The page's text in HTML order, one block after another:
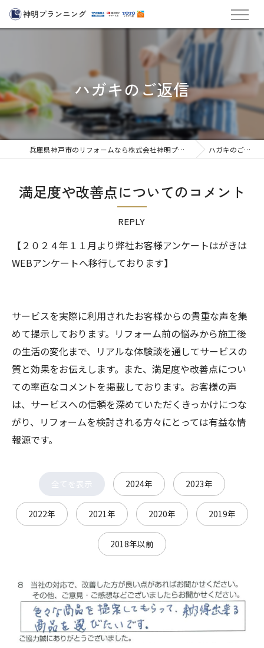
ハガキのご返信
兵庫県神戸市のリフォームなら株式会社神明プランニング ハガキのご返信
満足度や改善点についてのコメント
REPLY
【２０２４年１１月より弊社お客様アンケートはがきは
WEBアンケートへ移行しております】
サービスを実際に利用されたお客様からの貴重な声を集
めて提示しております。リフォーム前の悩みから施工後
の生活の変化まで、リアルな体験談を通してサービスの
質と効果をお伝えします。また、満足度や改善点につい
ての率直なコメントを掲載しております。お客様の声
は、サービスへの信頼を深めていただくきっかけにつな
がり、リフォームを検討される方々にとっては有益な情
報源です。
全てを表示 2024年 2023年
2022年 2021年 2020年 2019年
2018年以前